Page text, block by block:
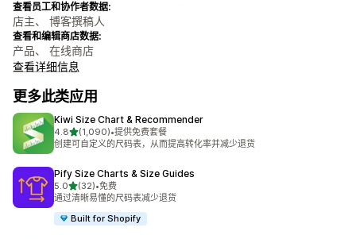
查看员工和协作者数据:
店主、 博客撰稿人
查看和编辑商店数据:
产品、 在线商店
查看详细信息
更多此类应用
Kiwi Size Chart & Recommender
4.8星（满分 5 星）
(1,090)
总共 1090 条评论
•提供免费套餐
创建可自定义的尺码表，从而提高转化率并减少退货
Pify Size Charts & Size Guides
5.0星（满分 5 星）
(32)
总共 32 条评论
•免费
通过清晰易懂的尺码表减少退货
Built for Shopify